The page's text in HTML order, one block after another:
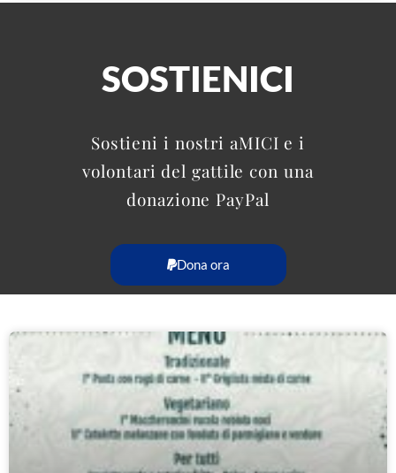
SOSTIENICI
Sostieni i nostri aMICI e i
volontari del gattile con una
donazione PayPal
Dona ora